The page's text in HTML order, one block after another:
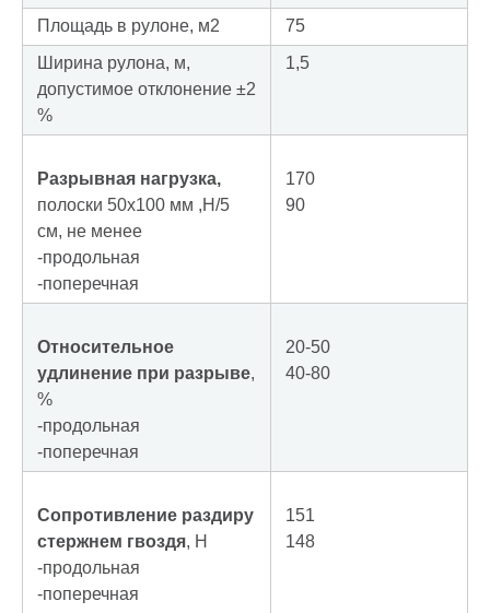
Площадь в рулоне, м2
75
Ширина рулона, м,
допустимое отклонение ±2
%
1,5
Разрывная нагрузка,
полоски 50х100 мм ,Н/5
см, не менее
-продольная
-поперечная
170
90
Относительное
удлинение при разрыве,
%
-продольная
-поперечная
20-50
40-80
Сопротивление раздиру
стержнем гвоздя, Н
-продольная
-поперечная
151
148